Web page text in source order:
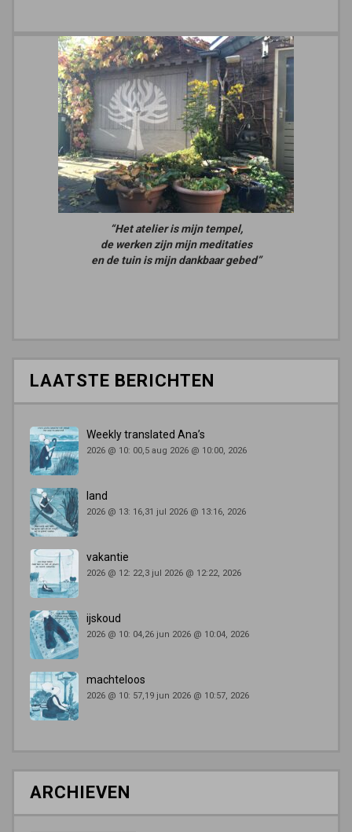
“Het atelier is mijn tempel,
de werken zijn mijn meditaties
en de tuin is mijn dankbaar gebed”
LAATSTE BERICHTEN
Weekly translated Ana’s
2026 @ 10: 00,5 aug 2026 @ 10:00, 2026
land
2026 @ 13: 16,31 jul 2026 @ 13:16, 2026
vakantie
2026 @ 12: 22,3 jul 2026 @ 12:22, 2026
ijskoud
2026 @ 10: 04,26 jun 2026 @ 10:04, 2026
machteloos
2026 @ 10: 57,19 jun 2026 @ 10:57, 2026
ARCHIEVEN